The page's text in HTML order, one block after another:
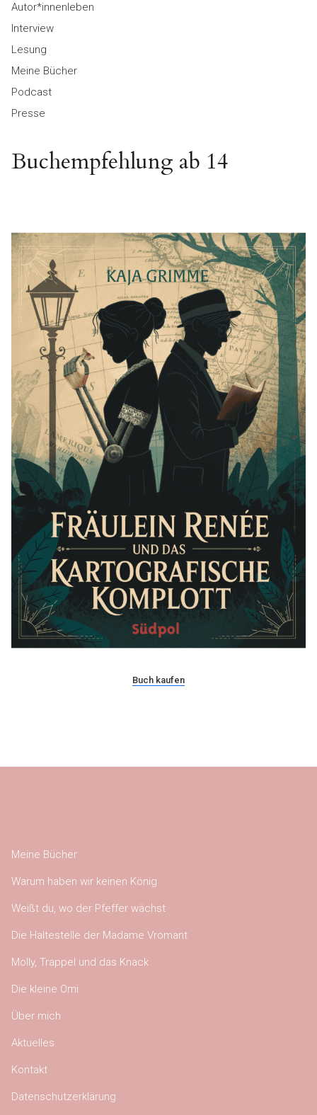
Autor*innenleben
Interview
Lesung
Meine Bücher
Podcast
Presse
Buchempfehlung ab 14
Buch kaufen
Meine Bücher
Warum haben wir keinen König
Weißt du, wo der Pfeffer wächst
Die Haltestelle der Madame Vromant
Molly, Trappel und das Knack
Die kleine Omi
Über mich
Aktuelles
Kontakt
Datenschutzerklärung